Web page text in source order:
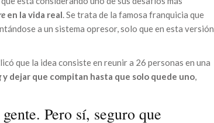
en la vida real. Se trata de la famosa franquicia que
a un sistema opresor, solo que en esta versión
que la idea consiste en reunir a 26 personas en una
y dejar que compitan hasta que solo quede uno,
Pero sí, seguro que